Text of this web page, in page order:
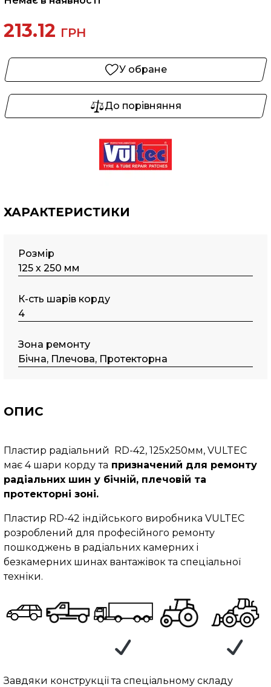
213.12 ГРН
У обране
До порівняння
ХАРАКТЕРИСТИКИ
Розмір
125 х 250 мм
К-сть шарів корду
4
Зона ремонту
Бічна, Плечова, Протекторна
ОПИС
Пластир радіальний RD-42, 125х250мм, VULTEC
має 4 шари корду та призначений для ремонту
радіальних шин у бічній, плечовій та
протекторні зоні.
Пластир RD-42 індійського виробника VULTEC
розроблений для професійного ремонту
пошкоджень в радіальних камерних і
безкамерних шинах вантажівок та спеціальної
техніки.
Завдяки конструкції та спеціальному складу